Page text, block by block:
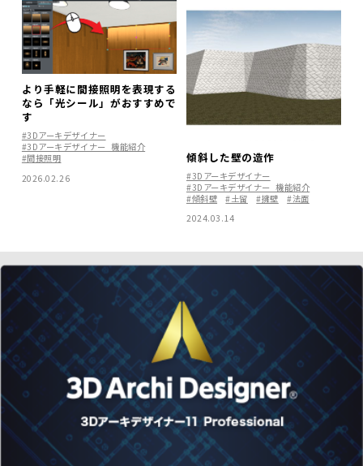
より手軽に間接照明を表現する
なら「光シール」がおすすめで
す
#3Dアーキデザイナー
#3Dアーキデザイナー_機能紹介
#間接照明
2026.02.26
傾斜した壁の造作
#3Dアーキデザイナー
#3Dアーキデザイナー_機能紹介
#傾斜壁
#土留 #擁壁
#法面
2024.03.14